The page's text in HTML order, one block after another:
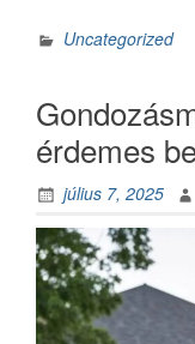
–
a
új
Uncategorized
érdemes
július 7, 2025